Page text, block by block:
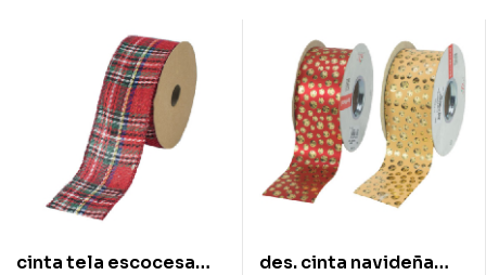
cinta tela escocesa
des. cinta navideña